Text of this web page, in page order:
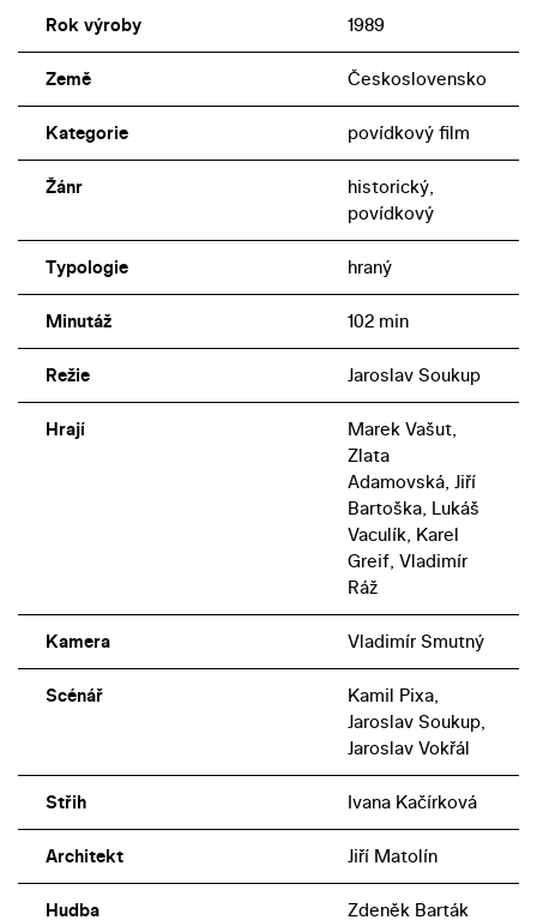
Rok výroby 1989
Země Československo
Kategorie povídkový film
Žánr
historický,
povídkový
Typologie hraný
Minutáž 102 min
Režie Jaroslav Soukup
Hrají
Marek Vašut,
Zlata
Adamovská, Jiří
Bartoška, Lukáš
Vaculík, Karel
Greif, Vladimír
Ráž
Kamera Vladimír Smutný
Scénář
Kamil Pixa,
Jaroslav Soukup,
Jaroslav Vokřál
Střih Ivana Kačírková
Architekt Jiří Matolín
Hudba Zdeněk Barták